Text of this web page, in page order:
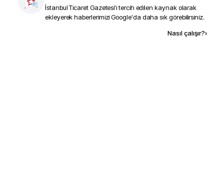
İstanbul Ticaret Gazetesi'i tercih edilen kaynak olarak
ekleyerek haberlerimizi Google'da daha sık görebilirsiniz.
Nasıl çalışır?›